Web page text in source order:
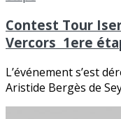
Contest Tour
Vercors 1ere
L’événement s’est
Aristide Bergès de